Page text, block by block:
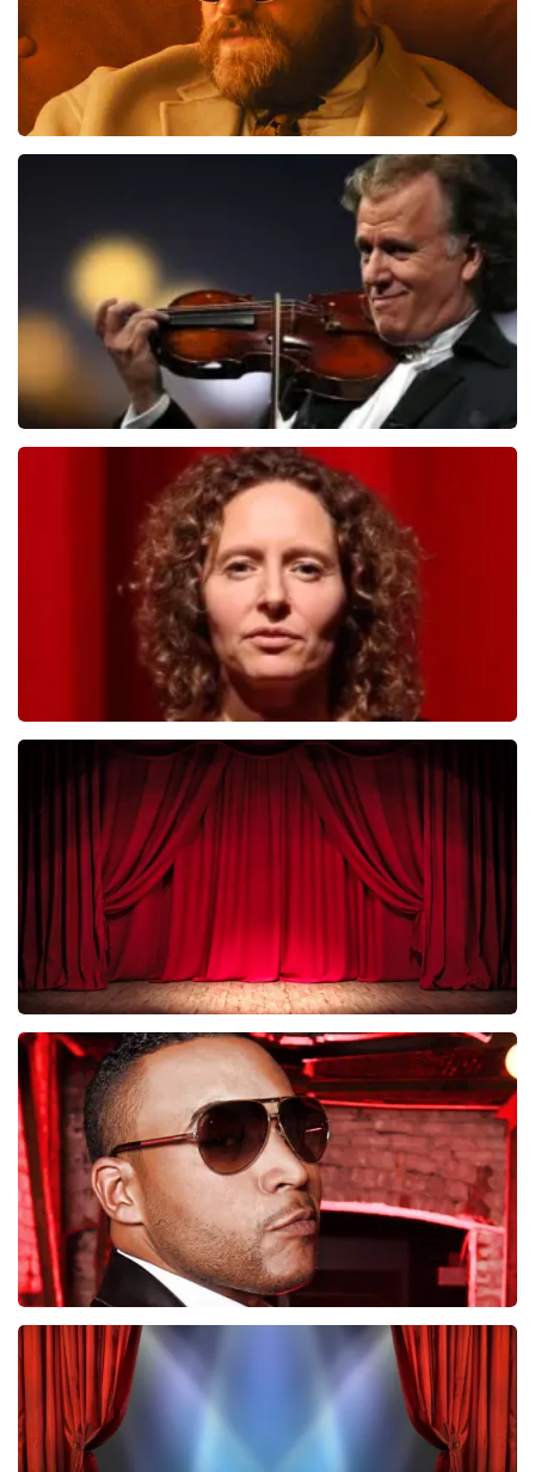
BESTEL NU
Andre Rieu
laatste 30 minuten
BESTEL NU
Esther van der Voort
laatste 30 minuten
BESTEL NU
Job Knoester
247laatste 30 minuten
BESTEL NU
Don Omar
224 laatste 30 minuten
BESTEL NU